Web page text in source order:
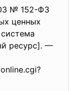
№ 152-ФЗ
ценных
ресурс]. —